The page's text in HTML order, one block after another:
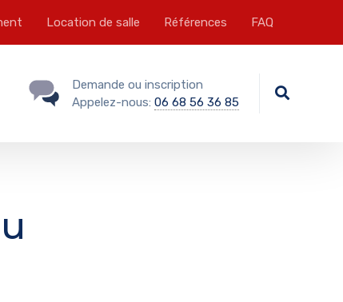
Location de salle Références FAQ
Demande ou inscription
Appelez-nous: 06 68 56 36 85